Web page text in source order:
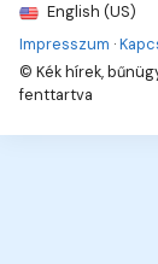
English (US)
Impresszum ·
© Kék hírek,
fenttartva